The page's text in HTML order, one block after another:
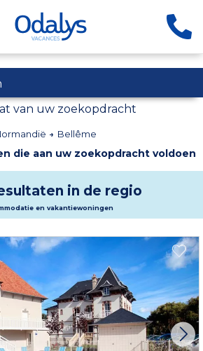
van uw zoekopdracht
Bellême
die aan uw zoekopdracht voldoen
in de regio
en vakantiewoningen